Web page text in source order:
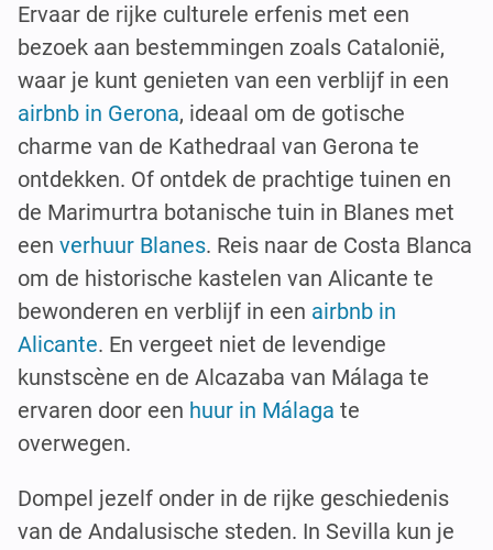
Ervaar de rijke culturele erfenis met een
bezoek aan bestemmingen zoals Catalonië,
waar je kunt genieten van een verblijf in een
airbnb in Gerona, ideaal om de gotische
charme van de Kathedraal van Gerona te
ontdekken. Of ontdek de prachtige tuinen en
de Marimurtra botanische tuin in Blanes met
een verhuur Blanes. Reis naar de Costa Blanca
om de historische kastelen van Alicante te
bewonderen en verblijf in een airbnb in
Alicante. En vergeet niet de levendige
kunstscène en de Alcazaba van Málaga te
ervaren door een huur in Málaga te
overwegen.
Dompel jezelf onder in de rijke geschiedenis
van de Andalusische steden. In Sevilla kun je